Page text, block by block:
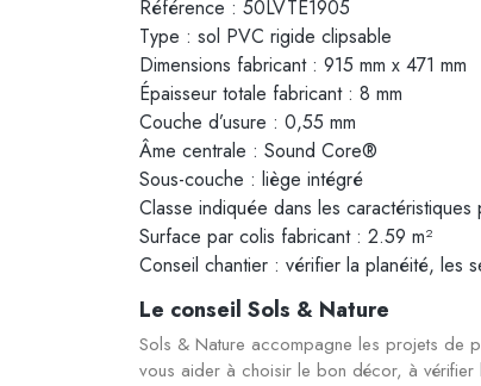
Référence : 50LVTE1905
Type : sol PVC rigide clipsable
Dimensions fabricant : 915 mm x 471 mm
Épaisseur totale fabricant : 8 mm
Couche d’usure : 0,55 mm
Âme centrale : Sound Core®
Sous-couche : liège intégré
Classe indiquée dans les
Surface par colis fabricant : 2.59 m²
Conseil chantier : vérifier la planéité, les
Le conseil Sols & Nature
Sols & Nature accompagne les projets de
vous aider à choisir le bon décor, à vérifier